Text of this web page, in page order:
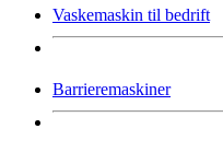
Vaskemaskin til bedrift
Barrieremaskiner